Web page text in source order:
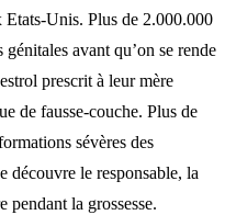
Unis. Plus de 2.000.000
génitales avant qu’on se rende
prescrit à leur mère
de fausse-couche. Plus de
sévères des
découvre le responsable, la
la grossesse.